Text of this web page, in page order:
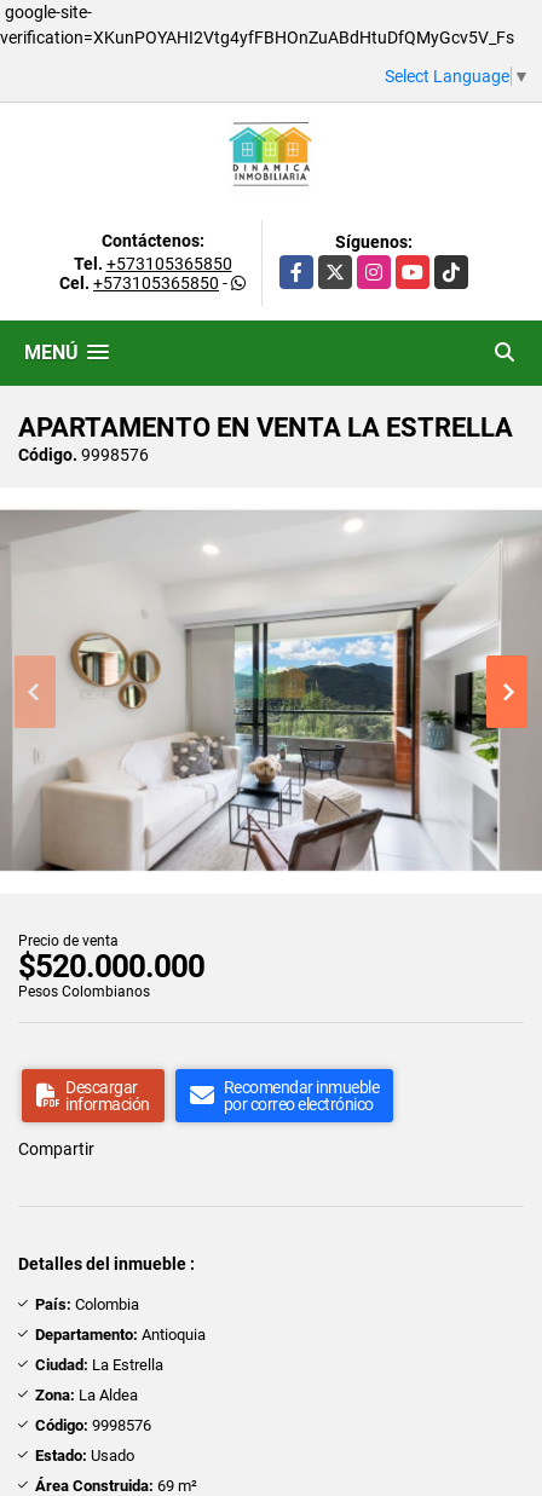
google-site-
verification=XKunPOYAHI2Vtg4yfFBHOnZuABdHtuDfQMyGcv5V_Fs
Select Language ▼
Contáctenos:
Tel. +573105365850
Cel. +573105365850 -
Síguenos:
Facebook
X InstagramYouTubeTikTok
MENÚ
APARTAMENTO EN VENTA LA ESTRELLA
Código. 9998576
Precio de venta
$520.000.000
Pesos Colombianos
Descargar
información
Recomendar inmueble
por correo electrónico
Compartir
Detalles del inmueble :
País: Colombia
Departamento: Antioquia
Ciudad: La Estrella
Zona: La Aldea
Código: 9998576
Estado: Usado
Área Construida: 69 m²